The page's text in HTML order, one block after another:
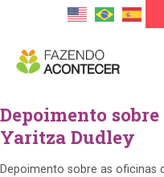
Depoimento
Yaritza Dudley
Depoimento sobre as oficinas